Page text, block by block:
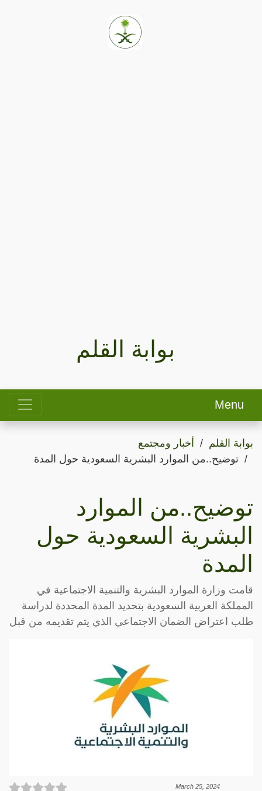
بوابة القلم
Menu
بوابة القلم
أخبار ومجتمع
توضيح..من الموارد البشرية السعودية حول المدة
توضيح..من الموارد
البشرية السعودية حول
المدة
قامت وزارة الموارد البشرية والتنمية الاجتماعية في
المملكة العربية السعودية بتحديد المدة المحددة لدراسة
طلب اعتراض الضمان الاجتماعي الذي يتم تقديمه من قبل
March 25, 2024